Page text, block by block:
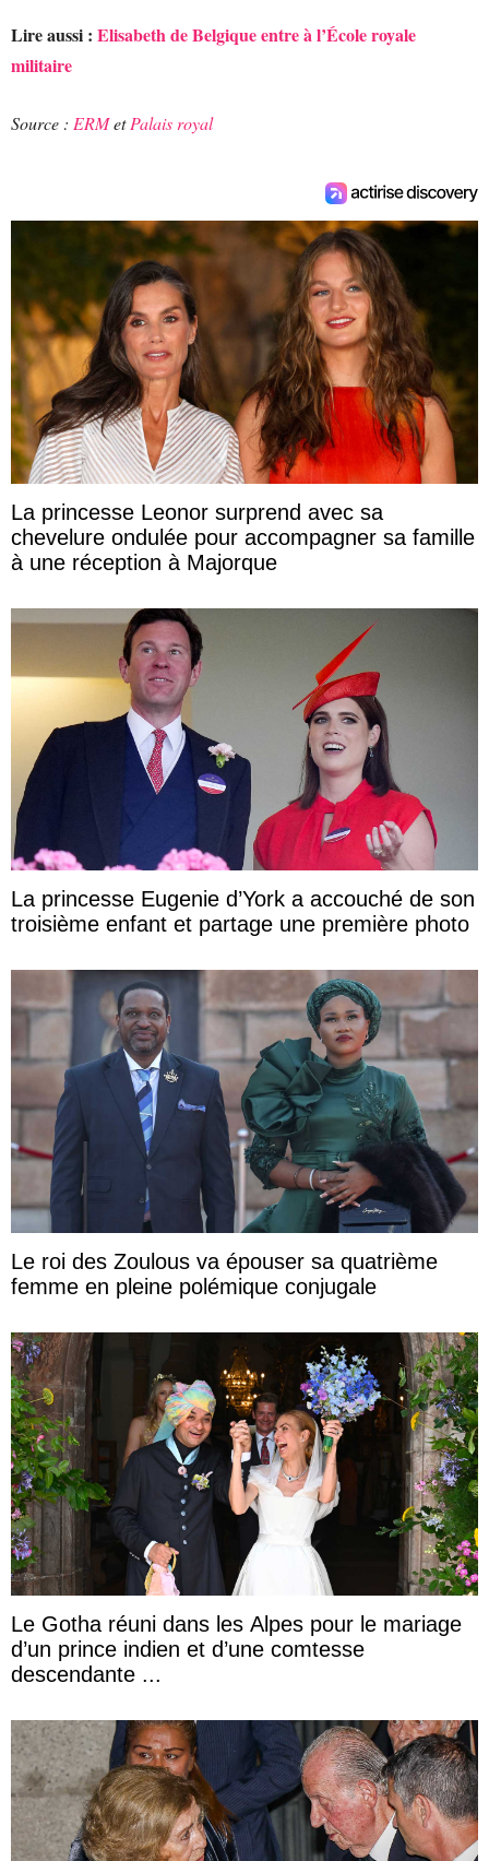
Lire aussi : Elisabeth de Belgique entre à l’École royale
militaire
Source : ERMetPalais royal
La princesse Leonor surprend avec sa
chevelure ondulée pour accompagner sa famille
à une réception à Majorque
La princesse Eugenie d’York a accouché de son
troisième enfant et partage une première photo
Le roi des Zoulous va épouser sa quatrième
femme en pleine polémique conjugale
Le Gotha réuni dans les Alpes pour le mariage
d’un prince indien et d’une comtesse
descendante ...